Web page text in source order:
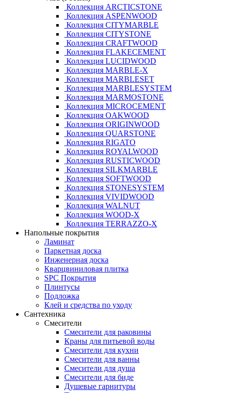
Коллекция ARCTICSTONE
Коллекция ASPENWOOD
Коллекция CITYMARBLE
Коллекция CITYSTONE
Коллекция CRAFTWOOD
Коллекция FLAKECEMENT
Коллекция LUCIDWOOD
Коллекция MARBLE-X
Коллекция MARBLESET
Коллекция MARBLESYSTEM
Коллекция MARMOSTONE
Коллекция MICROCEMENT
Коллекция OAKWOOD
Коллекция ORIGINWOOD
Коллекция QUARSTONE
Коллекция RIGATO
Коллекция ROYALWOOD
Коллекция RUSTICWOOD
Коллекция SILKMARBLE
Коллекция SOFTWOOD
Коллекция STONESYSTEM
Коллекция VIVIDWOOD
Коллекция WALNUT
Коллекция WOOD-X
Коллекция ТЕRRАZZO-X
Напольные покрытия
Ламинат
Паркетная доска
Инженерная доска
Кварцвиниловая плитка
SPC Покрытия
Плинтусы
Подложка
Клей и средства по уходу
Сантехника
Смесители
Смесители для раковины
Краны для питьевой воды
Смесители для кухни
Смесители для ванны
Смесители для душа
Смесители для биде
Душевые гарнитуры